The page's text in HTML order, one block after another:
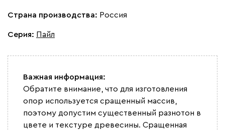
100
Винтер
Страна производства: Россия
Серия: Пайл
Важная информация:
Обратите внимание, что для изготовления
опор используется сращенный массив,
поэтому допустим существенный разнотон в
цвете и текстуре древесины. Сращенная